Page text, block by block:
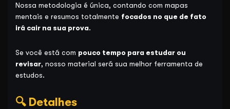
Nossa metodologia é única, contando com mapas
mentais e resumos totalmente focados no que de fato
irá cair na sua prova.
Se você está com pouco tempo para estudar ou
revisar, nosso material será sua melhor ferramenta de
estudos.
🔍 Detalhes